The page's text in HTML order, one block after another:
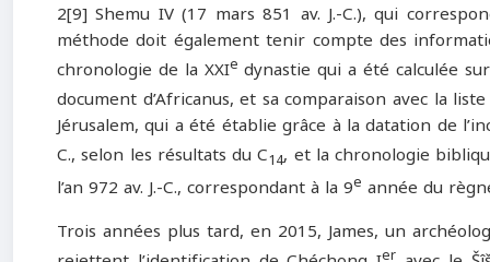
2[9] Shemu IV (17 mars 851 av. J.-C.), qui
méthode doit également tenir compte des
chronologie de la XXIe dynastie qui a été calculée
document d’Africanus, et sa comparaison avec la
Jérusalem, qui a été établie grâce à la datation de
C., selon les résultats du C14, et la chronologie
l’an 972 av. J.-C., correspondant à la 9e année du
Trois années plus tard, en 2015, James, un
er